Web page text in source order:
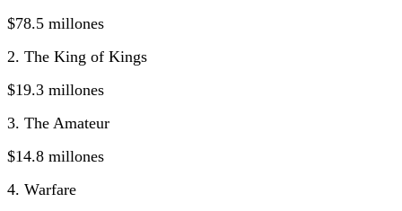
$78.5 millones
2. The King of Kings
$19.3 millones
3. The Amateur
$14.8 millones
4. Warfare